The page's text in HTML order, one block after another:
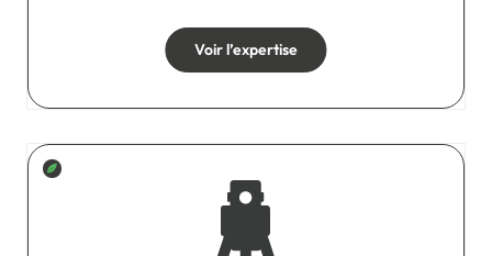
Voir l’expertise